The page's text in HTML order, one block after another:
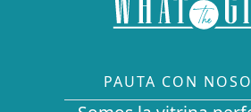
PAUTA CON